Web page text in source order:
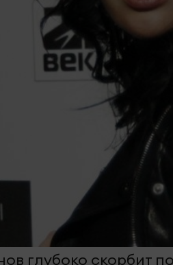
глубоко скорбит